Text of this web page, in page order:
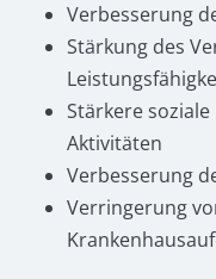
Verbesserung
Stärkung des
Stärkere
Aktivitäten
Verbesserung
Verringerung